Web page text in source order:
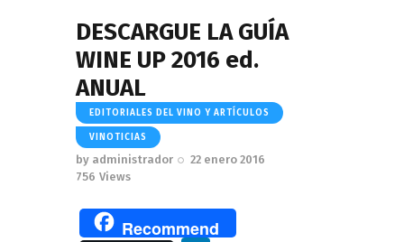
DESCARGUE LA GUÍA
WINE UP 2016 ed.
ANUAL
EDITORIALES DEL VINO Y ARTÍCULOS
VINOTICIAS
by administrador
22 enero 2016
756 Views
Recommend